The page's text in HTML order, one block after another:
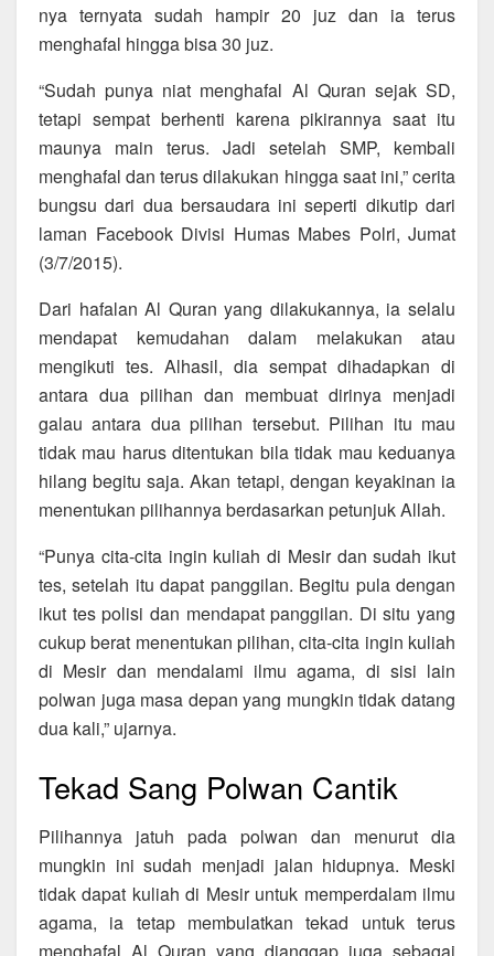
nya ternyata sudah hampir 20 juz dan ia terus
menghafal hingga bisa 30 juz.
“Sudah punya niat menghafal Al Quran sejak SD,
tetapi sempat berhenti karena pikirannya saat itu
maunya main terus. Jadi setelah SMP, kembali
menghafal dan terus dilakukan hingga saat ini,” cerita
bungsu dari dua bersaudara ini seperti dikutip dari
laman Facebook Divisi Humas Mabes Polri, Jumat
(3/7/2015).
Dari hafalan Al Quran yang dilakukannya, ia selalu
mendapat kemudahan dalam melakukan atau
mengikuti tes. Alhasil, dia sempat dihadapkan di
antara dua pilihan dan membuat dirinya menjadi
galau antara dua pilihan tersebut. Pilihan itu mau
tidak mau harus ditentukan bila tidak mau keduanya
hilang begitu saja. Akan tetapi, dengan keyakinan ia
menentukan pilihannya berdasarkan petunjuk Allah.
“Punya cita-cita ingin kuliah di Mesir dan sudah ikut
tes, setelah itu dapat panggilan. Begitu pula dengan
ikut tes polisi dan mendapat panggilan. Di situ yang
cukup berat menentukan pilihan, cita-cita ingin kuliah
di Mesir dan mendalami ilmu agama, di sisi lain
polwan juga masa depan yang mungkin tidak datang
dua kali,” ujarnya.
Tekad Sang Polwan Cantik
Pilihannya jatuh pada polwan dan menurut dia
mungkin ini sudah menjadi jalan hidupnya. Meski
tidak dapat kuliah di Mesir untuk memperdalam ilmu
agama, ia tetap membulatkan tekad untuk terus